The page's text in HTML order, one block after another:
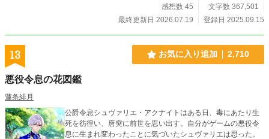
は婚約せずに、薬師として生きることを考え始める。 隣国で出会った人達の中
で、とても優しい人に徐々に惹かれていくが、その相手は王太子で、重たい溺愛
ターの視点になります。 ご都合主義な形ですが、男女どちらも結婚、妊娠が可
能な世界です。 キリの良いところまでは毎日更新→キリの良いところまで行っ
たら毎週更新に切り替わり予定です。 カクヨムさんやなろうさんでは別作品を
投稿していますが、アルファポリスさんでは初投稿な上に、初めて書くジャンル
です。 重たい溺愛と書いてますが、あまり性描写はないと思われます(キスはあ
ると思いますが……念の為、R15にさせて頂きます) 何分、初めてのジャンルな
ので、お手柔らかに、生暖かい目で読んで頂けると嬉しいです。 宜しくお願い
致します！
感想数 45
文字数 367,501
最終更新日 2026.07.19
登録日 2025.09.15
13 お気に入り追加 2,710
悪役令息の花図鑑
蓮条緋月
公爵令息シュヴァリエ・アクナイトはある日、毒にあたり生
死を彷徨い、唐突に前世を思い出す。自分がゲームの悪役令
息に生まれ変わったことに気づいたシュヴァリエは思った。